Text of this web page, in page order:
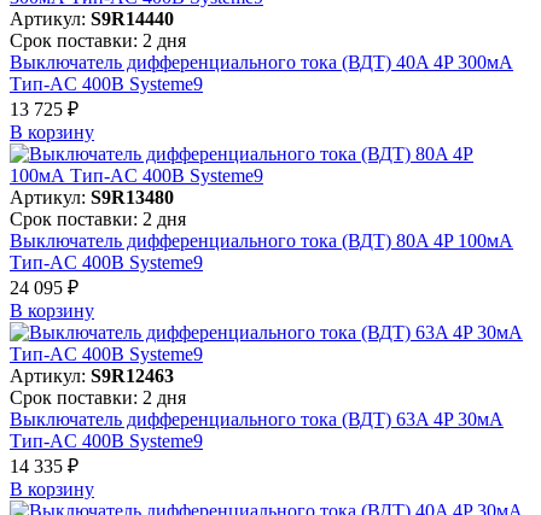
Артикул: S9R14440
Срок поставки: 2 дня
Выключатель дифференциального тока (ВДТ) 40A 4P 300мА
Тип-AC 400В Systeme9
13 725 ₽
В корзинy
Артикул: S9R13480
Срок поставки: 2 дня
Выключатель дифференциального тока (ВДТ) 80A 4P 100мА
Тип-AC 400В Systeme9
24 095 ₽
В корзинy
Артикул: S9R12463
Срок поставки: 2 дня
Выключатель дифференциального тока (ВДТ) 63A 4P 30мА
Тип-AC 400В Systeme9
14 335 ₽
В корзинy